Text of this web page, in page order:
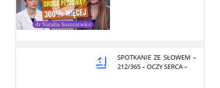
SPOTKANIE ZE SŁOWEM –
212/365 – OCZY SERCA –